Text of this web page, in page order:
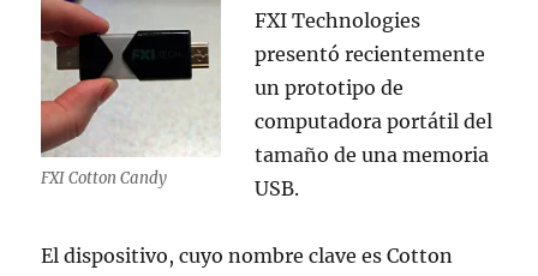
FXI Cotton Candy
FXI Technologies
presentó recientemente
un prototipo de
computadora portátil del
tamaño de una memoria
USB.
El dispositivo, cuyo nombre clave es Cotton